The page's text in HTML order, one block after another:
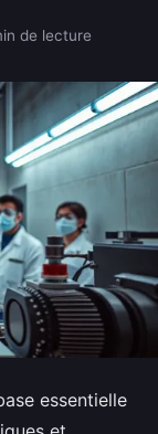
de lecture
essentielle